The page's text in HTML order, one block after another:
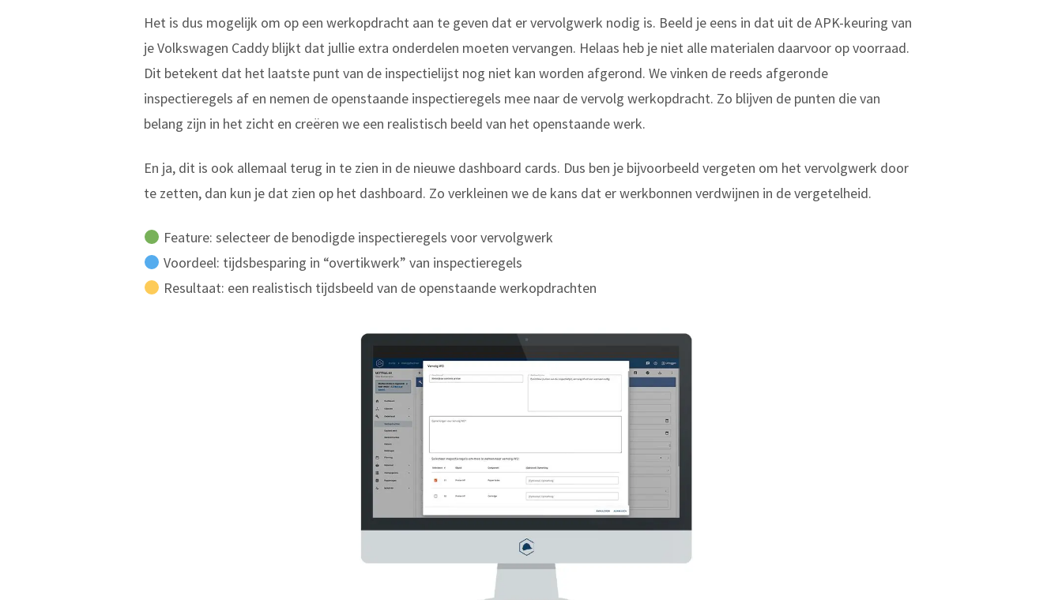
Het is dus mogelijk om op een werkopdracht aan te geven dat er vervolgwerk nodig is. Beeld je eens in dat uit de APK-keuring van
je Volkswagen Caddy blijkt dat jullie extra onderdelen moeten vervangen. Helaas heb je niet alle materialen daarvoor op voorraad.
Dit betekent dat het laatste punt van de inspectielijst nog niet kan worden afgerond. We vinken de reeds afgeronde
inspectieregels af en nemen de openstaande inspectieregels mee naar de vervolg werkopdracht. Zo blijven de punten die van
belang zijn in het zicht en creëren we een realistisch beeld van het openstaande werk.
En ja, dit is ook allemaal terug in te zien in de nieuwe dashboard cards. Dus ben je bijvoorbeeld vergeten om het vervolgwerk door
te zetten, dan kun je dat zien op het dashboard. Zo verkleinen we de kans dat er werkbonnen verdwijnen in de vergetelheid.
Feature: selecteer de benodigde inspectieregels voor vervolgwerk
Voordeel: tijdsbesparing in “overtikwerk” van inspectieregels
Resultaat: een realistisch tijdsbeeld van de openstaande werkopdrachten